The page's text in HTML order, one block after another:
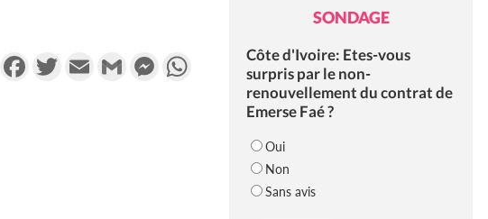
PartagerFacebookTwitterEmail Gmail MessengerWhatsApp
SONDAGE
Côte d'Ivoire: Etes-vous
surpris par le non-
renouvellement du contrat de
Emerse Faé ?
Oui
Non
Sans avis